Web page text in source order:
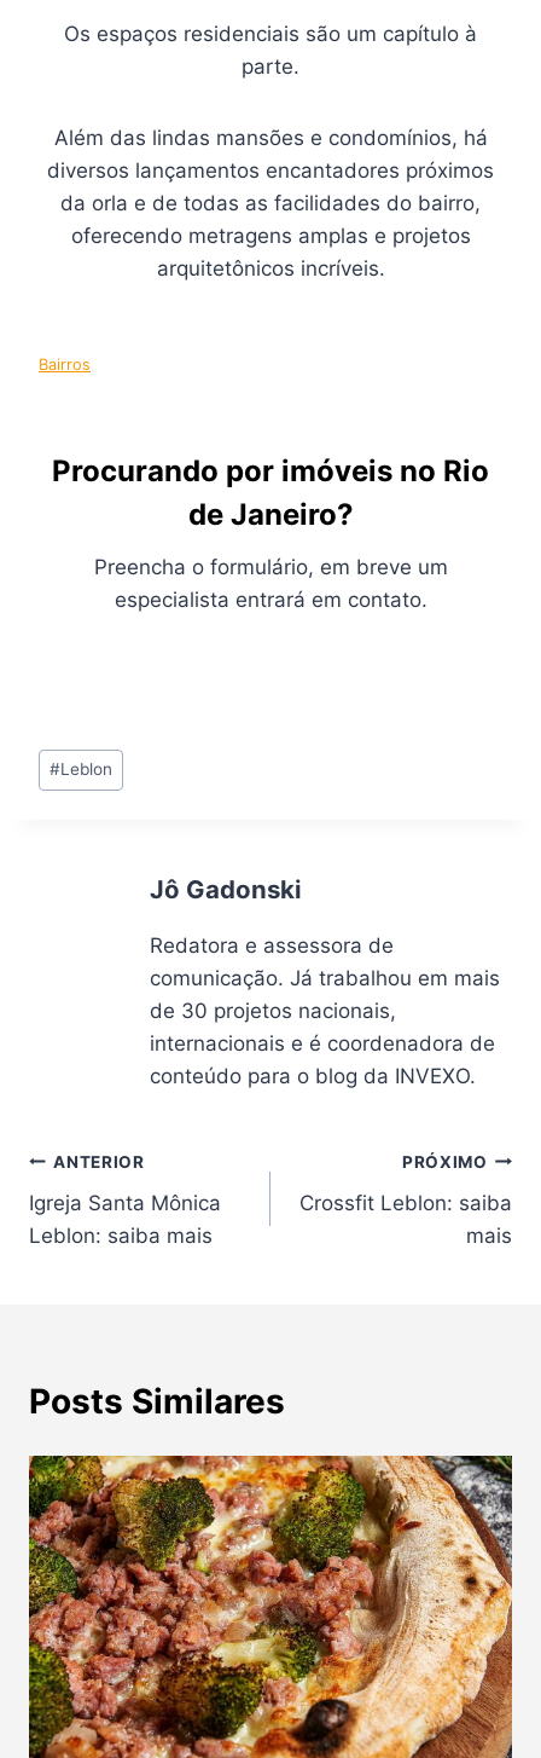
Os espaços residenciais são um capítulo à
parte.
Além das lindas mansões e condomínios, há
diversos lançamentos encantadores próximos
da orla e de todas as facilidades do bairro,
oferecendo metragens amplas e projetos
arquitetônicos incríveis.
Bairros
Procurando por imóveis no Rio
de Janeiro?
Preencha o formulário, em breve um
especialista entrará em contato.
Tags
do
#Leblon
Jô Gadonski
Redatora e assessora de
comunicação. Já trabalhou em mais
de 30 projetos nacionais,
internacionais e é coordenadora de
conteúdo para o blog da INVEXO.
Navegação
de
ANTERIOR
Igreja Santa Mônica
Leblon: saiba mais
PRÓXIMO
Crossfit Leblon: saiba
mais
Posts Similares